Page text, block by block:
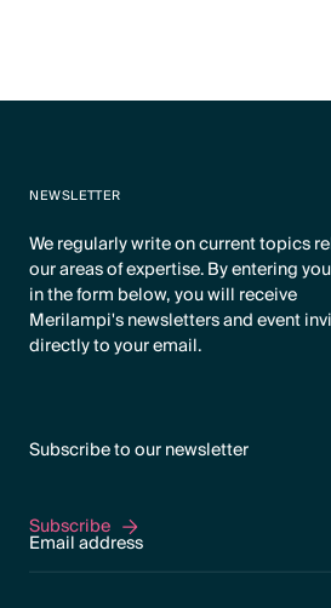
NEWSLETTER
We regularly write on current topics
our areas of expertise. By entering
in the form below, you will receive
Merilampi's newsletters and event
directly to your email.
Subscribe to our newsletter
Subscribe
Subscribe